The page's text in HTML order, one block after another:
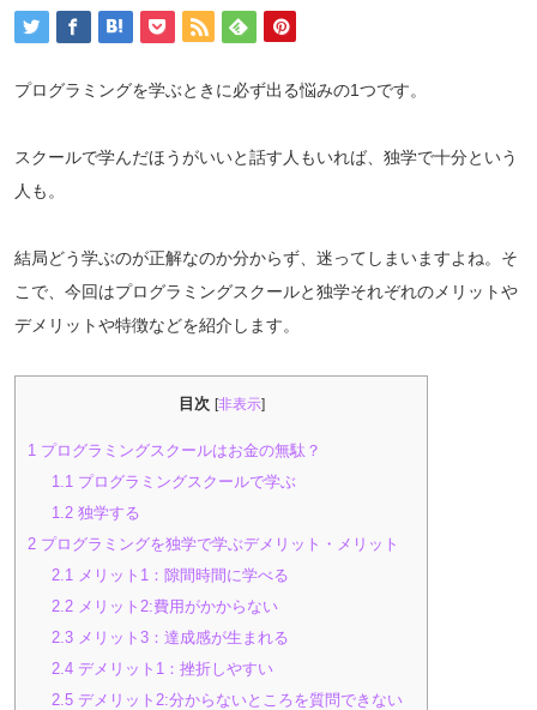
プログラミングを学ぶときに必ず出る悩みの1つです。
スクールで学んだほうがいいと話す人もいれば、独学で十分という
人も。
結局どう学ぶのが正解なのか分からず、迷ってしまいますよね。そ
こで、今回はプログラミングスクールと独学それぞれのメリットや
デメリットや特徴などを紹介します。
目次 [非表示]
1 プログラミングスクールはお金の無駄？
1.1プログラミングスクールで学ぶ
1.2独学する
2 プログラミングを独学で学ぶデメリット・メリット
2.1メリット1：隙間時間に学べる
2.2メリット2:費用がかからない
2.3メリット3：達成感が生まれる
2.4デメリット1：挫折しやすい
2.5デメリット2:分からないところを質問できない